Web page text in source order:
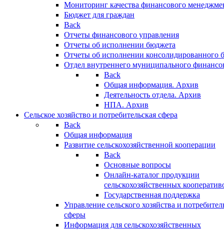
Мониторинг качества финансового
Бюджет для граждан
Back
Отчеты финансового управления
Отчеты об исполнении бюджета
Отчеты об исполнении консолидированного
Отдел внутреннего муниципального
Back
Общая информация. Архив
Деятельность отдела. Архив
НПА. Архив
Сельское хозяйство и потребительская сфера
Back
Общая информация
Развитие сельскохозяйственной кооперации
Back
Основные вопросы
Онлайн-каталог продукции
сельскохозяйственных
Государственная поддержка
Управление сельского хозяйства и
сферы
Информация для сельскохозяйственных